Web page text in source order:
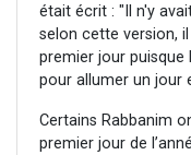
était écrit : "Il n'y
selon cette version,
premier jour puisque
pour allumer un jour
Certains Rabbanim
premier jour de